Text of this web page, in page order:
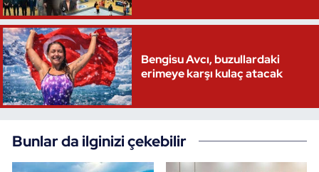
Bengisu Avcı, buzullardaki
erimeye karşı kulaç atacak
Bunlar da ilginizi çekebilir